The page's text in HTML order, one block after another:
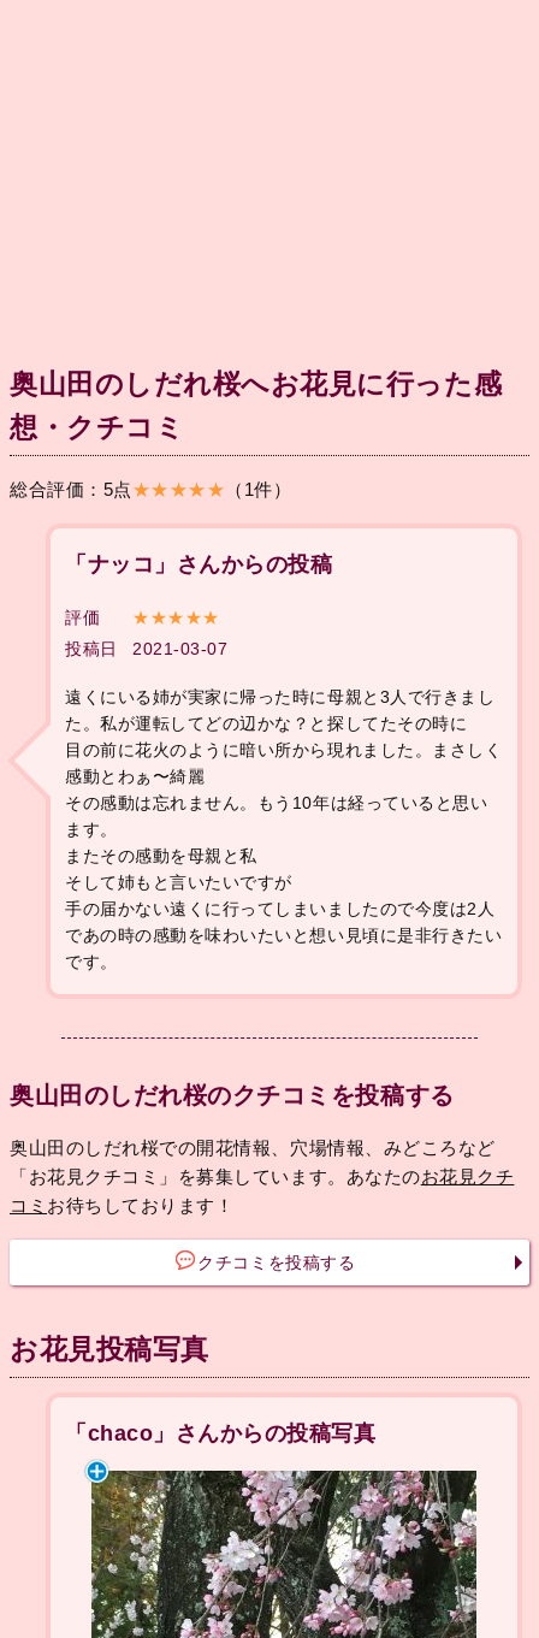
奥山田のしだれ桜へお花見に行った感
想・クチコミ
総合評価：5点★★★★★ （1件）
「ナッコ」さんからの投稿
評価
★★★★★
投稿日
2021-03-07
遠くにいる姉が実家に帰った時に母親と3人で行きまし
た。私が運転してどの辺かな？と探してたその時に
目の前に花火のように暗い所から現れました。まさしく
感動とわぁ〜綺麗
その感動は忘れません。もう10年は経っていると思い
ます。
またその感動を母親と私
そして姉もと言いたいですが
手の届かない遠くに行ってしまいましたので今度は2人
であの時の感動を味わいたいと想い見頃に是非行きたい
です。
奥山田のしだれ桜のクチコミを投稿する
奥山田のしだれ桜での開花情報、穴場情報、みどころなど
「お花見クチコミ」を募集しています。あなたのお花見クチ
コミ お待ちしております！
クチコミを投稿する
お花見投稿写真
「chaco」さんからの投稿写真